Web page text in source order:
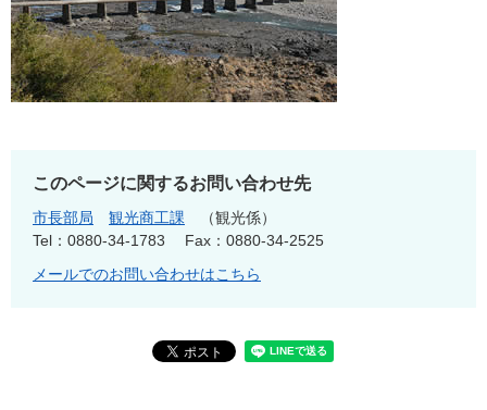
このページに関するお問い合わせ先
市長部局 観光商工課
観光係
Tel：0880-34-1783
Fax：0880-34-2525
メールでのお問い合わせはこちら